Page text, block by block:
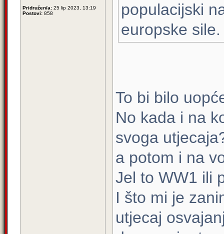
Pridružen/a: 25 lip 2023, 13:19
Postovi: 858
populacijski
europske sile.
To bi bilo
No kada i na
svoga
a potom i na
Jel to WW1 ili
I što mi je
utjecaj